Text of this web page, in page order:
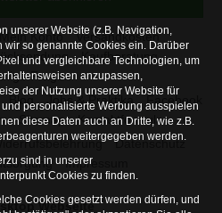
Konto
Versandkosten
Kaufberatung
Fragen
Blog Jobs & Praktika
Facebook
Sitemap
Kontaktformular
Datenschutz
Impressum
Webseite
unserer Website (z.B. Navigation,
wir so genannte Cookies ein. Darüber
und vergleichbare Technologien, um
anzupassen,
der Nutzung unserer Website für
personalisierte Werbung ausspielen
diese Daten auch an Dritte, wie z.B.
weitergegeben werden.
sind in unserer
Cookies zu finden.
Cookies gesetzt werden dürfen, und